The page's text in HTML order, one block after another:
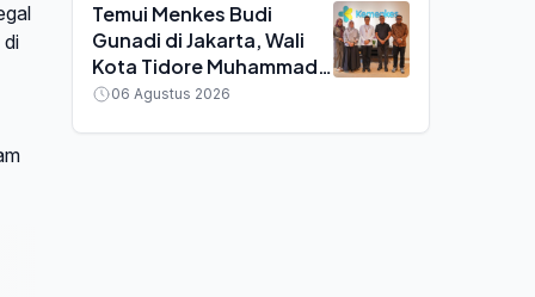
di
Temui Menkes Budi
Gunadi di Jakarta, Wali
Kota Tidore Muhammad
Sinen Bawa Sejumlah
06 Agustus 2026